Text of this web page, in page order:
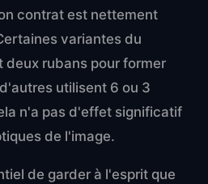
contrat est nettement
variantes du
rubans pour former
utilisent 6 ou 3
n'a pas d'effet significatif
de l'image.
de garder à l'esprit que